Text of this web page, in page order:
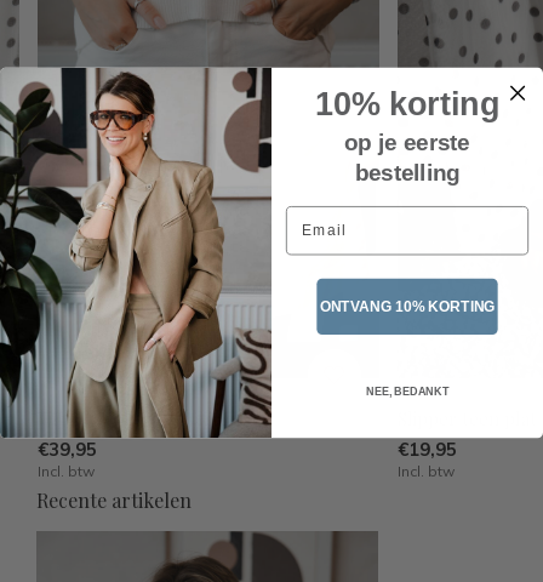
Vicus bermuda – White
€39,95
Incl. btw
€19,95
Incl. btw
Recente artikelen
10% korting
op je eerste
bestelling
Email
ONTVANG 10% KORTING
NEE, BEDANKT